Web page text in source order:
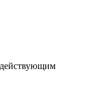
действующим